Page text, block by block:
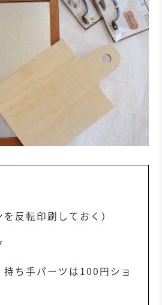
を反転印刷しておく）
ち手パーツは100円ショ